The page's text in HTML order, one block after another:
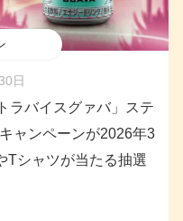
日
ラバイスグァバ」ステ
ャンペーンが2026年3
Tシャツが当たる抽選